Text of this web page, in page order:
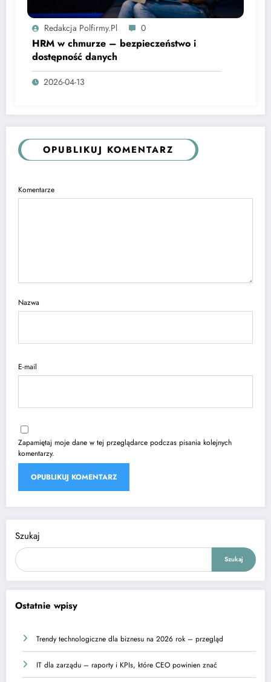
Redakcja Polfirmy.pl 0
HRM w chmurze – bezpieczeństwo i
dostępność danych
2026-04-13
OPUBLIKUJ KOMENTARZ
Komentarze
Nazwa
E-mail
Zapamiętaj moje dane w tej przeglądarce podczas pisania kolejnych
komentarzy.
Szukaj
Szukaj
Ostatnie wpisy
Trendy technologiczne dla biznesu na 2026 rok – przegląd
IT dla zarządu – raporty i KPIs, które CEO powinien znać